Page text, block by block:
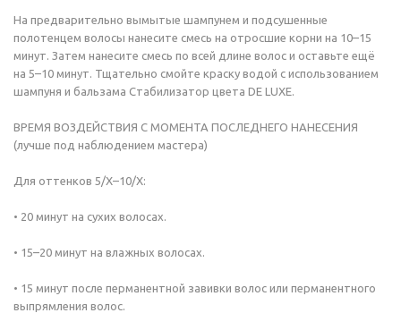
На предварительно вымытые шампунем и подсушенные
полотенцем волосы нанесите смесь на отросшие корни на 10–15
минут. Затем нанесите смесь по всей длине волос и оставьте ещё
на 5–10 минут. Тщательно смойте краску водой с использованием
шампуня и бальзама Стабилизатор цвета DE LUXE.
ВРЕМЯ ВОЗДЕЙСТВИЯ С МОМЕНТА ПОСЛЕДНЕГО НАНЕСЕНИЯ
(лучше под наблюдением мастера)
Для оттенков 5/Х–10/Х:
• 20 минут на сухих волосах.
• 15–20 минут на влажных волосах.
• 15 минут после перманентной завивки волос или перманентного
выпрямления волос.